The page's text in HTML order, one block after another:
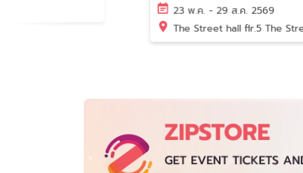
Job & Career
Automobile
Shopping
Social Causes
29 ก.ย. 2569
Bitec Bangna